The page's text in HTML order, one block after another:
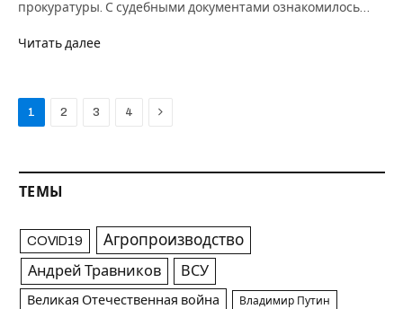
прокуратуры. С судебными документами ознакомилось…
Читать далее
1 2 3 4 Next
ТЕМЫ
COVID19 Агропроизводство
Андрей Травников ВСУ
Великая Отечественная война Владимир Путин